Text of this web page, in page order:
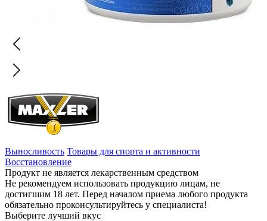
Выносливость Товары для спорта и активности
Восстановление
Продукт не является лекарственным средством
Не рекомендуем использовать продукцию лицам, не
достигшим 18 лет. Перед началом приема любого продукта
обязательно проконсультируйтесь у специалиста!
Выберите лучший вкус